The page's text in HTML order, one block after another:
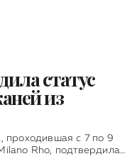
статус
из
проходившая с 7 по 9
Rho, подтвердила…